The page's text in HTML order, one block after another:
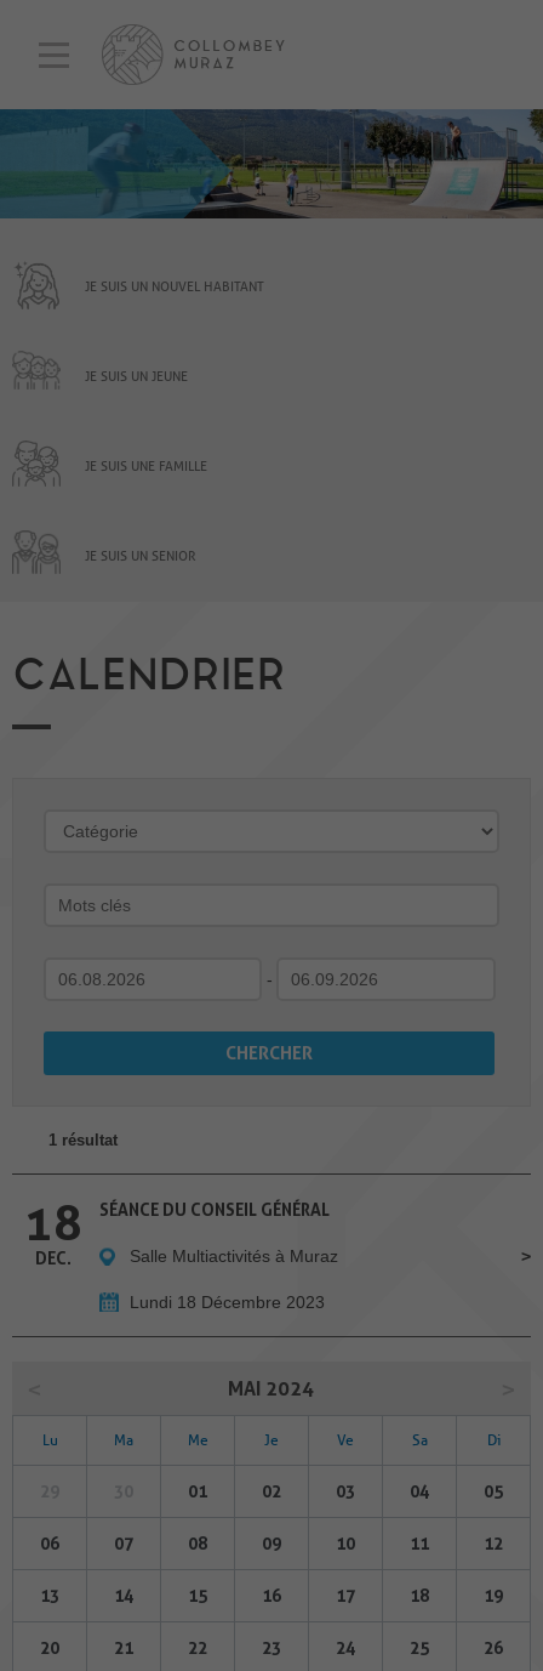
JE SUIS UN NOUVEL HABITANT
JE SUIS UN JEUNE
JE SUIS UNE FAMILLE
JE SUIS UN SENIOR
CALENDRIER
-
1 résultat
18
DEC.
SÉANCE DU CONSEIL GÉNÉRAL
Salle Multiactivités à Muraz
Lundi 18 Décembre 2023
MAI 2024
Lu Ma Me Je Ve Sa Di
01 02 03 04 05
06 07 08 09 10 11 12
13 14 15 16 17 18 19
20 21 22 23 24 25 26